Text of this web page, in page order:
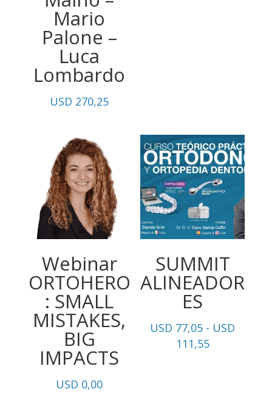
Mario
Palone –
Luca
Lombardo
USD 270,25
Webinar
ORTOHERO
: SMALL
MISTAKES,
BIG
IMPACTS
USD 0,00
SUMMIT
ALINEADOR
ES
USD 77,05 - USD
111,55Rango